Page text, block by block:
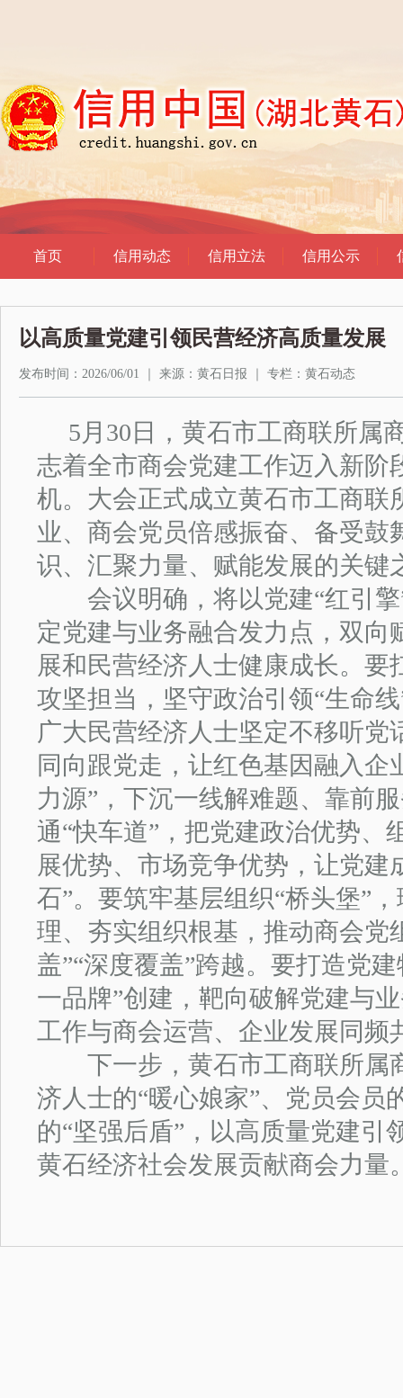
以高质量党建引领民营经济高质量发展
发布时间：2026/06/01 来源：黄石日报 专栏： 黄石动态
5月30日，黄石市工商联所属
志着全市商会党建工作迈入新阶
机。大会正式成立黄石市工商联
业、商会党员倍感振奋、备受鼓
识、汇聚力量、赋能发展的关键
会议明确，将以党建“红引擎
定党建与业务融合发力点，双向
展和民营经济人士健康成长。要
攻坚担当，坚守政治引领“生命
广大民营经济人士坚定不移听党
同向跟党走，让红色基因融入企
力源”，下沉一线解难题、靠前
通“快车道”，把党建政治优势、
展优势、市场竞争优势，让党建
石”。要筑牢基层组织“桥头堡”
理、夯实组织根基，推动商会党
盖”“深度覆盖”跨越。要打造党
一品牌”创建，靶向破解党建与
工作与商会运营、企业发展同频
下一步，黄石市工商联所属
济人士的“暖心娘家”、党员会员
的“坚强后盾”，以高质量党建引
黄石经济社会发展贡献商会力量